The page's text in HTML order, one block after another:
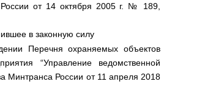
от 14 октября 2005 г. № 189,
в законную силу
Перечня охраняемых объектов
“Управление ведомственной
Минтранса России от 11 апреля 2018